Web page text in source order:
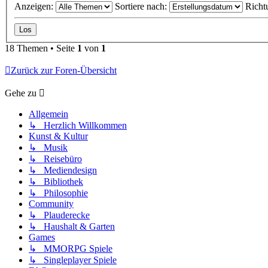
Anzeigen: Sortiere nach:
18 Themen • Seite 1 von 1
Zurück zur Foren-Übersicht
Gehe zu
Allgemein
↳ Herzlich Willkommen
Kunst & Kultur
↳ Musik
↳ Reisebüro
↳ Mediendesign
↳ Bibliothek
↳ Philosophie
Community
↳ Plauderecke
↳ Haushalt & Garten
Games
↳ MMORPG Spiele
↳ Singleplayer Spiele